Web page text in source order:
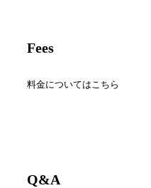
Fees
料金についてはこちら
Q&A